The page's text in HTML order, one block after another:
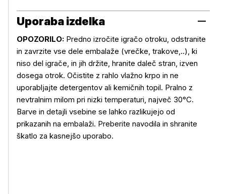
Uporaba izdelka
Uporaba izdelka
OPOZORILO: Predno izročite igračo otroku, odstranite
in zavrzite vse dele embalaže (vrečke, trakove,..), ki
niso del igrače, in jih držite, hranite daleč stran, izven
dosega otrok. Očistite z rahlo vlažno krpo in ne
uporabljajte detergentov ali kemičnih topil. Pralno z
nevtralnim milom pri nizki temperaturi, največ 30°C.
Barve in detajli vsebine se lahko razlikujejo od
prikazanih na embalaži. Preberite navodila in shranite
škatlo za kasnejšo uporabo.